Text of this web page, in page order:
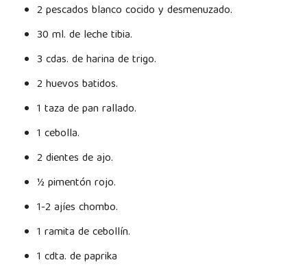
2 pescados blanco cocido y desmenuzado.
30 ml. de leche tibia.
3 cdas. de harina de trigo.
2 huevos batidos.
1 taza de pan rallado.
1 cebolla.
2 dientes de ajo.
½ pimentón rojo.
1-2 ajíes chombo.
1 ramita de cebollín.
1 cdta. de paprika